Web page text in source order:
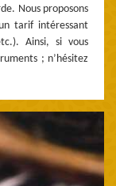
Nous proposons
tarif intéressant
Ainsi, si vous
; n’hésitez